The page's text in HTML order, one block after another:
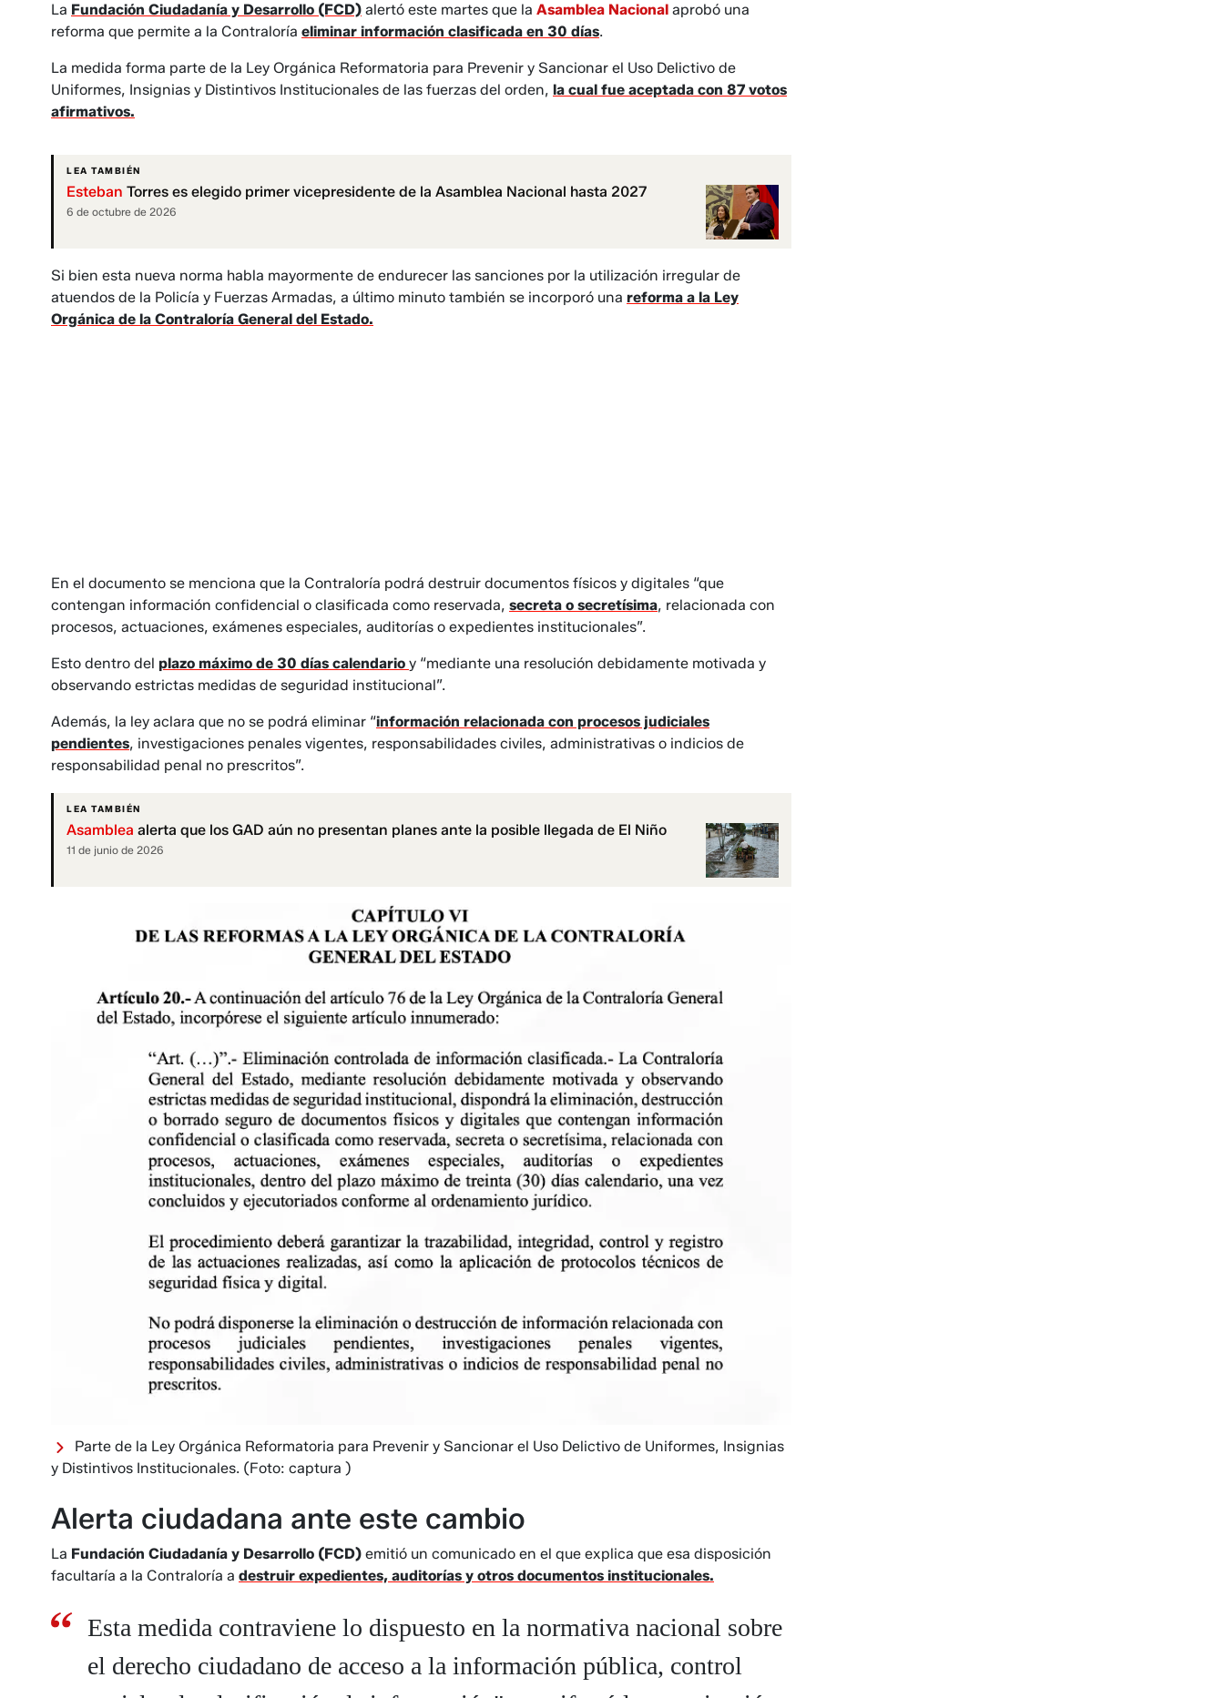
La Fundación Ciudadanía y Desarrollo (FCD) alertó este martes que la Asamblea Nacional aprobó una
reforma que permite a la Contraloría eliminar información clasificada en 30 días.
La medida forma parte de la Ley Orgánica Reformatoria para Prevenir y Sancionar el Uso Delictivo de
Uniformes, Insignias y Distintivos Institucionales de las fuerzas del orden, la cual fue aceptada con 87 votos
afirmativos.
LEA TAMBIÉN
Esteban Torres es elegido primer vicepresidente de la Asamblea Nacional hasta 2027
6 de octubre de 2026
Si bien esta nueva norma habla mayormente de endurecer las sanciones por la utilización irregular de
atuendos de la Policía y Fuerzas Armadas, a último minuto también se incorporó una reforma a la Ley
Orgánica de la Contraloría General del Estado.
En el documento se menciona que la Contraloría podrá destruir documentos físicos y digitales “que
contengan información confidencial o clasificada como reservada, secreta o secretísima, relacionada con
procesos, actuaciones, exámenes especiales, auditorías o expedientes institucionales”.
Esto dentro del plazo máximo de 30 días calendario y “mediante una resolución debidamente motivada y
observando estrictas medidas de seguridad institucional”.
Además, la ley aclara que no se podrá eliminar “información relacionada con procesos judiciales
pendientes, investigaciones penales vigentes, responsabilidades civiles, administrativas o indicios de
responsabilidad penal no prescritos”.
LEA TAMBIÉN
Asamblea alerta que los GAD aún no presentan planes ante la posible llegada de El Niño
11 de junio de 2026
Parte de la Ley Orgánica Reformatoria para Prevenir y Sancionar el Uso Delictivo de Uniformes, Insignias
y Distintivos Institucionales. (Foto: captura )
Alerta ciudadana ante este cambio
La Fundación Ciudadanía y Desarrollo (FCD) emitió un comunicado en el que explica que esa disposición
facultaría a la Contraloría a destruir expedientes, auditorías y otros documentos institucionales.
Esta medida contraviene lo dispuesto en la normativa nacional sobre
el derecho ciudadano de acceso a la información pública, control